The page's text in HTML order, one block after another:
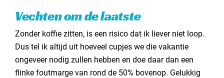
Vechten om de laatste
Zonder koffie zitten, is een risico dat ik liever niet loop.
Dus tel ik altijd uit hoeveel cupjes we die vakantie
ongeveer nodig zullen hebben en doe daar dan een
flinke foutmarge van rond de 50% bovenop. Gelukkig